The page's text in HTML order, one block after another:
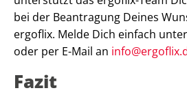
bei der Beantragung Deines
ergoflix. Melde Dich einfach unter
oder per E-Mail an
Fazit